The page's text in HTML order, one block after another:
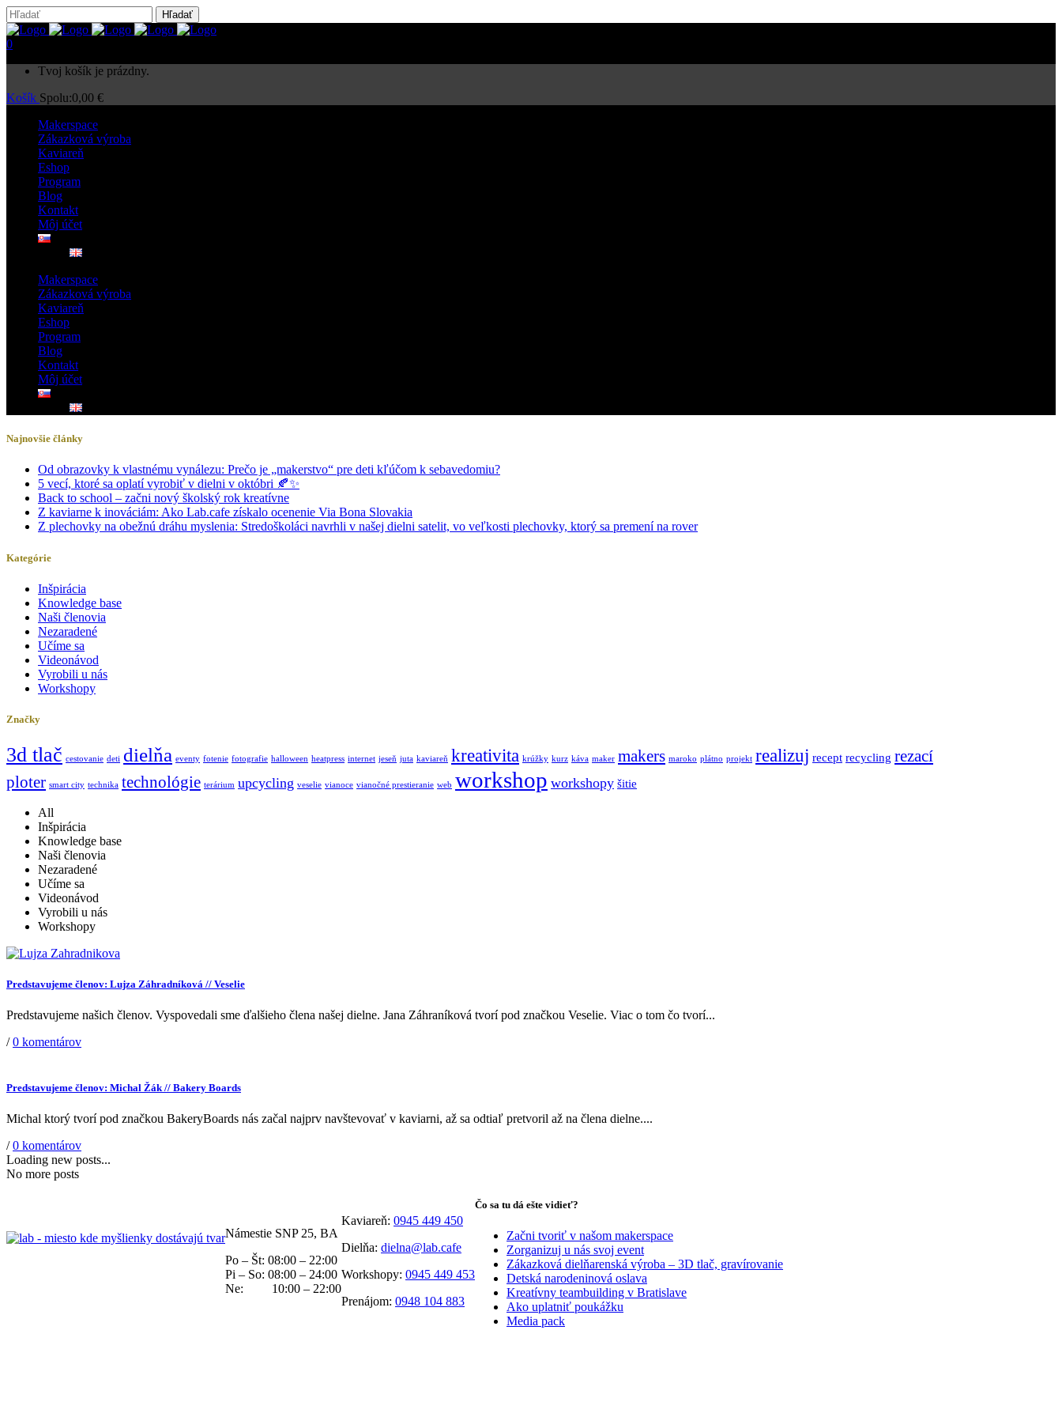
0
Tvoj košík je prázdny.
Košík Spolu:0,00 €
Makerspace
Zákazková výroba
Kaviareň
Eshop
Program
Blog
Kontakt
Môj účet
Makerspace
Zákazková výroba
Kaviareň
Eshop
Program
Blog
Kontakt
Môj účet
Najnovšie články
Od obrazovky k vlastnému vynálezu: Prečo je „makerstvo“ pre deti kľúčom k sebavedomiu?
5 vecí, ktoré sa oplatí vyrobiť v dielni v októbri 🍂✨
Back to school – začni nový školský rok kreatívne
Z kaviarne k inováciám: Ako Lab.cafe získalo ocenenie Via Bona Slovakia
Z plechovky na obežnú dráhu myslenia: Stredoškoláci navrhli v našej dielni satelit, vo veľkosti plechovky, ktorý sa premení na rover
Kategórie
Inšpirácia
Knowledge base
Naši členovia
Nezaradené
Učíme sa
Videonávod
Vyrobili u nás
Workshopy
Značky
3d tlač cestovanie deti dielňa eventy fotenie fotografie halloween heatpress internet jeseň juta kaviareň kreativita krúžky kurz káva maker makers maroko plátno projekt realizuj recept recycling rezací
ploter smart city technika technológie terárium upcycling veselie vianoce vianočné prestieranie web workshop workshopy šitie
All
Inšpirácia
Knowledge base
Naši členovia
Nezaradené
Učíme sa
Videonávod
Vyrobili u nás
Workshopy
Predstavujeme členov: Lujza Záhradníková // Veselie
Predstavujeme našich členov. Vyspovedali sme ďalšieho člena našej dielne. Jana Záhraníková tvorí pod značkou Veselie. Viac o tom čo tvorí...
/0 komentárov
Predstavujeme členov: Michal Žák // Bakery Boards
Michal ktorý tvorí pod značkou BakeryBoards nás začal najprv navštevovať v kaviarni, až sa odtiaľ pretvoril až na člena dielne....
/0 komentárov
Loading new posts...
No more posts
Námestie SNP 25, BA
Po – Št: 08:00 – 22:00
Pi – So: 08:00 – 24:00
Ne: 10:00 – 22:00
Kaviareň: 0945 449 450
Dielňa: dielna@lab.cafe
Workshopy: 0945 449 453
Prenájom: 0948 104 883
Čo sa tu dá ešte vidieť?
Začni tvoriť v našom makerspace
Zorganizuj u nás svoj event
Zákazková dielňarenská výroba – 3D tlač, gravírovanie
Detská narodeninová oslava
Kreatívny teambuilding v Bratislave
Ako uplatniť poukážku
Media pack